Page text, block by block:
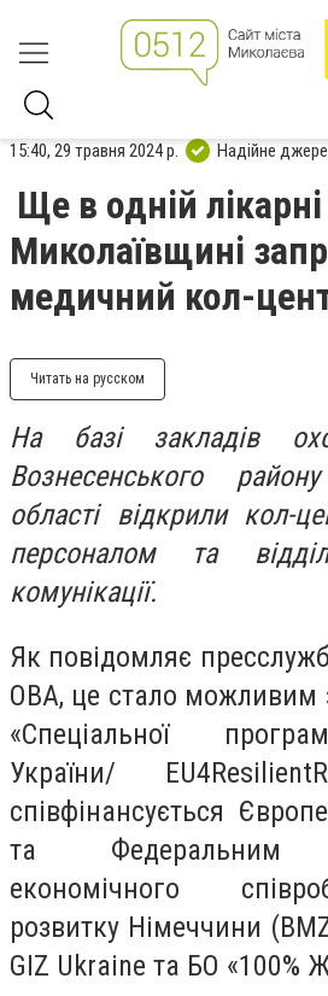
15:40, 29 травня 2024 р. Надійне
Ще в одній
Миколаївщині
медичний кол-
Читать на русском
На базі закладів
Вознесенського
області відкрили кол-
персоналом та
комунікації.
Як повідомляє
ОВА, це стало можливим
«Спеціальної
України/
співфінансується
та Федеральним
економічного
розвитку Німеччини
GIZ Ukraine та БО «100%